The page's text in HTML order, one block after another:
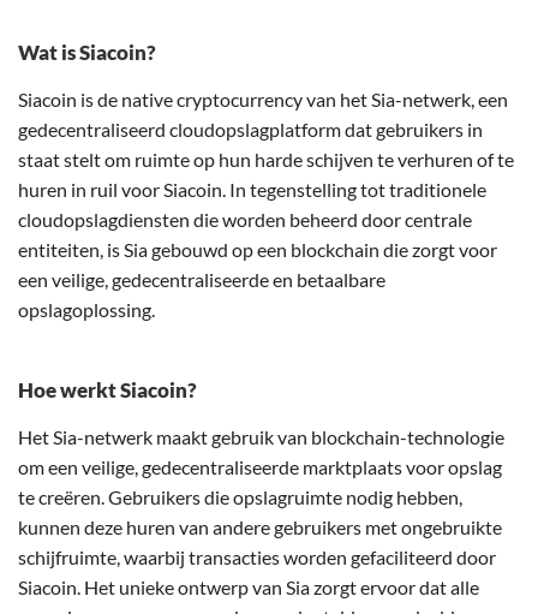
Wat is Siacoin?
Siacoin is de native cryptocurrency van het Sia-netwerk, een
gedecentraliseerd cloudopslagplatform dat gebruikers in
staat stelt om ruimte op hun harde schijven te verhuren of te
huren in ruil voor Siacoin. In tegenstelling tot traditionele
cloudopslagdiensten die worden beheerd door centrale
entiteiten, is Sia gebouwd op een blockchain die zorgt voor
een veilige, gedecentraliseerde en betaalbare
opslagoplossing.
Hoe werkt Siacoin?
Het Sia-netwerk maakt gebruik van blockchain-technologie
om een veilige, gedecentraliseerde marktplaats voor opslag
te creëren. Gebruikers die opslagruimte nodig hebben,
kunnen deze huren van andere gebruikers met ongebruikte
schijfruimte, waarbij transacties worden gefaciliteerd door
Siacoin. Het unieke ontwerp van Sia zorgt ervoor dat alle